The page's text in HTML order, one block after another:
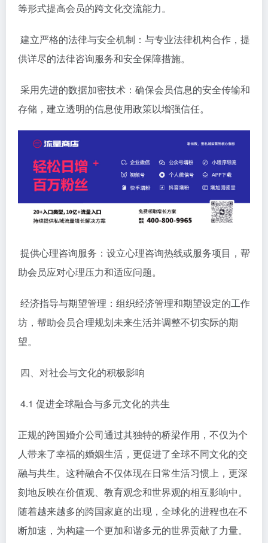
等形式提高会员的跨文化交流能力。
建立严格的法律与安全机制：与专业法律机构合作，提
供详尽的法律咨询服务和安全保障措施。
采用先进的数据加密技术：确保会员信息的安全传输和
存储，建立透明的信息使用政策以增强信任。
提供心理咨询服务：设立心理咨询热线或服务项目，帮
助会员应对心理压力和适应问题。
经济指导与期望管理：组织经济管理和期望设定的工作
坊，帮助会员合理规划未来生活并调整不切实际的期
望。
四、对社会与文化的积极影响
4.1 促进全球融合与多元文化的共生
正规的跨国婚介公司通过其独特的桥梁作用，不仅为个
人带来了幸福的婚姻生活，更促进了全球不同文化的交
融与共生。这种融合不仅体现在日常生活习惯上，更深
刻地反映在价值观、教育观念和世界观的相互影响中。
随着越来越多的跨国家庭的出现，全球化的进程也在不
断加速，为构建一个更加和谐多元的世界贡献了力量。